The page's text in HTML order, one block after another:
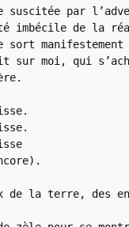
suscitée par
imbécile de la
sort
sur moi, qui
de la terre, des